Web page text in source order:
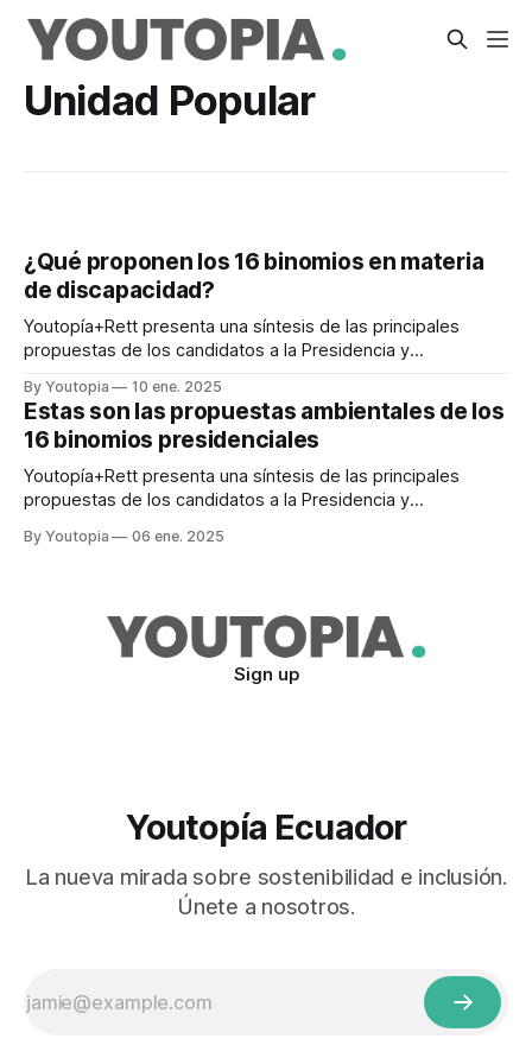
Unidad Popular
¿Qué proponen los 16 binomios en materia
de discapacidad?
Youtopía+Rett presenta una síntesis de las principales
propuestas de los candidatos a la Presidencia y
By Youtopia 10 ene. 2025
Estas son las propuestas ambientales de los
16 binomios presidenciales
Youtopía+Rett presenta una síntesis de las principales
propuestas de los candidatos a la Presidencia y
By Youtopia 06 ene. 2025
Sign up
Youtopía Ecuador
La nueva mirada sobre sostenibilidad e inclusión.
Únete a nosotros.